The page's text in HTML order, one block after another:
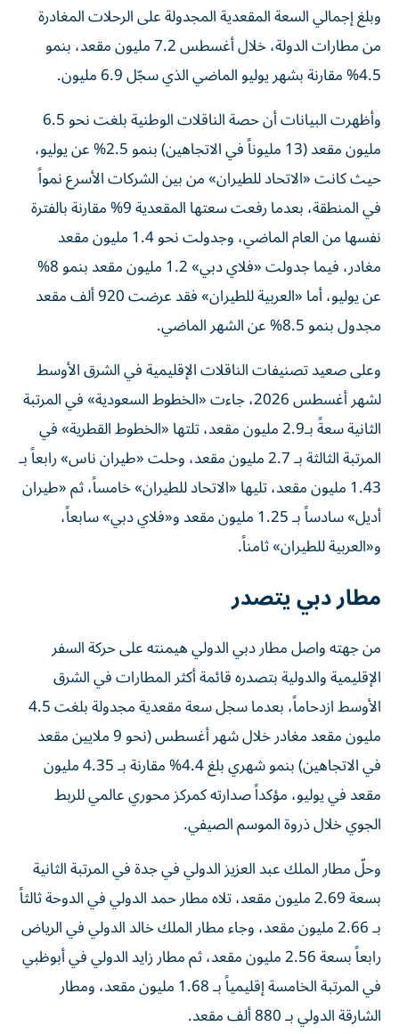
وبلغ إجمالي السعة المقعدية المجدولة على الرحلات المغادرة
من مطارات الدولة، خلال أغسطس 7.2 مليون مقعد، بنمو
4.5% مقارنة بشهر يوليو الماضي الذي سجّل 6.9 مليون.
وأظهرت البيانات أن حصة الناقلات الوطنية بلغت نحو 6.5
مليون مقعد (13 مليوناً في الاتجاهين) بنمو 2.5% عن يوليو،
حيث كانت «الاتحاد للطيران» من بين الشركات الأسرع نمواً
في المنطقة، بعدما رفعت سعتها المقعدية 9% مقارنة بالفترة
نفسها من العام الماضي، وجدولت نحو 1.4 مليون مقعد
مغادر، فيما جدولت «فلاي دبي» 1.2 مليون مقعد بنمو 8%
عن يوليو، أما «العربية للطيران» فقد عرضت 920 ألف مقعد
مجدول بنمو 8.5% عن الشهر الماضي.
وعلى صعيد تصنيفات الناقلات الإقليمية في الشرق الأوسط
لشهر أغسطس 2026، جاءت «الخطوط السعودية» في المرتبة
الثانية سعةً بـ2.9 مليون مقعد، تلتها «الخطوط القطرية» في
المرتبة الثالثة بـ 2.7 مليون مقعد، وحلت «طيران ناس» رابعاً بـ
1.43 مليون مقعد، تليها «الاتحاد للطيران» خامساً، ثم «طيران
أديل» سادساً بـ 1.25 مليون مقعد و«فلاي دبي» سابعاً،
و«العربية للطيران» ثامناً.
مطار دبي يتصدر
من جهته واصل مطار دبي الدولي هيمنته على حركة السفر
الإقليمية والدولية بتصدره قائمة أكثر المطارات في الشرق
الأوسط ازدحاماً، بعدما سجل سعة مقعدية مجدولة بلغت 4.5
مليون مقعد مغادر خلال شهر أغسطس (نحو 9 ملايين مقعد
في الاتجاهين) بنمو شهري بلغ 4.4% مقارنة بـ 4.35 مليون
مقعد في يوليو، مؤكداً صدارته كمركز محوري عالمي للربط
الجوي خلال ذروة الموسم الصيفي.
وحلّ مطار الملك عبد العزيز الدولي في جدة في المرتبة الثانية
بسعة 2.69 مليون مقعد، تلاه مطار حمد الدولي في الدوحة ثالثاً
بـ 2.66 مليون مقعد، وجاء مطار الملك خالد الدولي في الرياض
رابعاً بسعة 2.56 مليون مقعد، ثم مطار زايد الدولي في أبوظبي
في المرتبة الخامسة إقليمياً بـ 1.68 مليون مقعد، ومطار
الشارقة الدولي بـ 880 ألف مقعد.